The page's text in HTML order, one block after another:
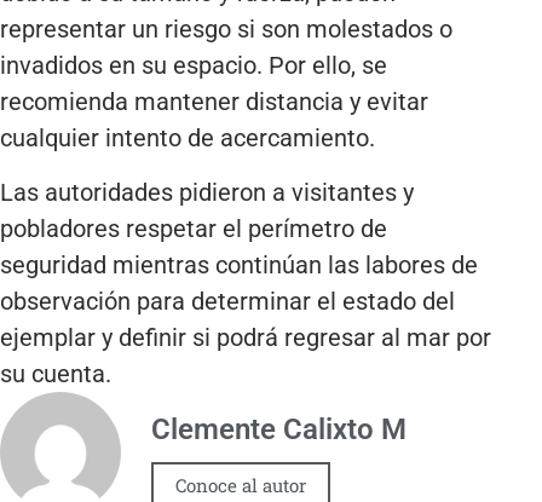
representar un riesgo si son molestados o
invadidos en su espacio. Por ello, se
recomienda mantener distancia y evitar
cualquier intento de acercamiento.
Las autoridades pidieron a visitantes y
pobladores respetar el perímetro de
seguridad mientras continúan las labores de
observación para determinar el estado del
ejemplar y definir si podrá regresar al mar por
su cuenta.
Clemente Calixto M
Conoce al autor